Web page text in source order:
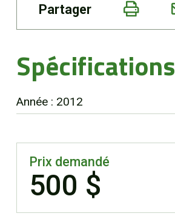
Partager
Spécifications
Année : 2012
Prix demandé
500 $
Nous joindre
EN